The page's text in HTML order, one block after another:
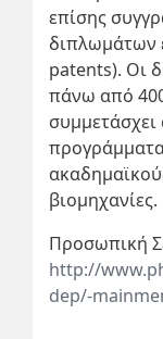
επίσης
διπλωμάτων
patents). Οι
πάνω από
βιομηχανίες.
Προσωπική
http://
dep/-